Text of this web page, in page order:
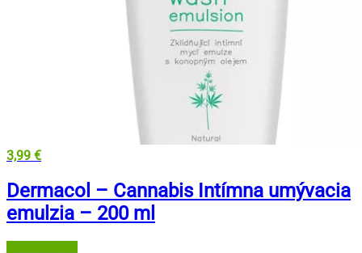
3,99 €
Dermacol – Cannabis Intímna umývacia
emulzia – 200 ml